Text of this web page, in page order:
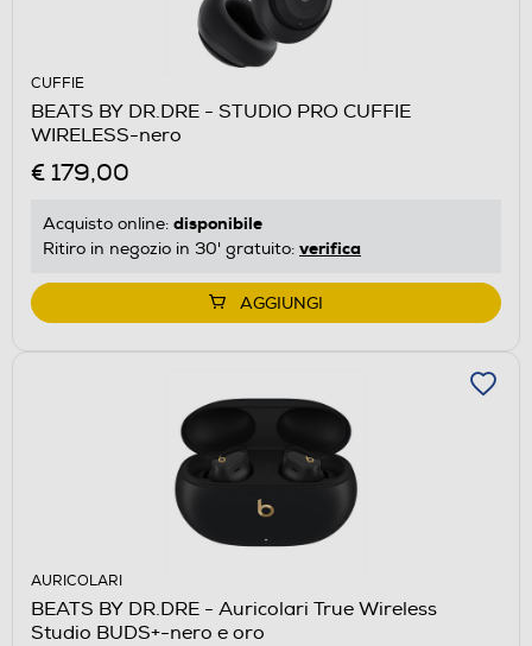
CUFFIE
BEATS BY DR.DRE - STUDIO PRO CUFFIE
WIRELESS-nero
€ 179,00
Acquisto online: disponibile
Ritiro in negozio in 30' gratuito: verifica
AGGIUNGI
AURICOLARI
BEATS BY DR.DRE - Auricolari True Wireless
Studio BUDS+-nero e oro